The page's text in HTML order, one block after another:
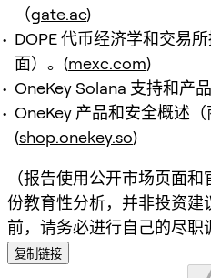
（gate.ac)
DOPE 代币经济学和交易
面）。(mexc.com)
OneKey Solana 支持和产
OneKey 产品和安全概述（
(shop.onekey.so)
（报告使用公开市场页面
份教育性分析，并非投资建
前，请务必进行自己的尽职
复制链接